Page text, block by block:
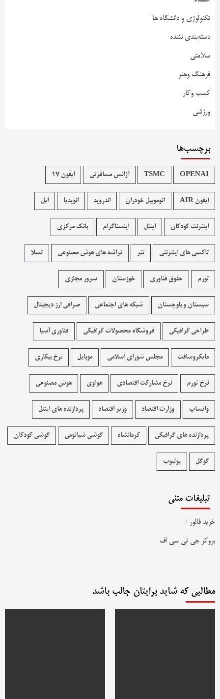
تکنولوژی و دانشگاه ها
دسته‌بندی نشده
سلامتی
فرهنگ وهنر
کسب وکار
ورزشی
برچسب‌ها
OPENAI
TSMC آژانس مسافرتی آیفون 17
آیفون AIR اتوموبیل خودران اندروید انویدیا اپل
اینترنت کودکان اینتل اینستاگرام بانک مرکزی
تاکسی های اینترنتی تتر تراشه های هوش مصنوعی تسلا
تورم حقوق فناوری خوزستان سرور مجازی
سیستان و بلوچستان شبکه های اجتماعی صرافی ارز دیجیتال
طراحی گرافیکی فروشگاه محصولات گرافيکی فناوری آسیا
مایکروسافت مجلس شورای اسلامی موبایل نرخ بیکاری
نرخ تورم نرخ مشارکت اقتصادی هواوی هوش مصنوعی
واتساپ وزارت اقتصاد وزیر اقتصاد پردازنده های اینتل
پردازنده های گرافیکی کرمانشاه گوشی شیائومی گوشی کودکان
گوگل یوتیوب
تبلیغات متنی
خرید فالور /
بروکر جی تی سی اف
مطالبی که شاید برایتان جالب باشد